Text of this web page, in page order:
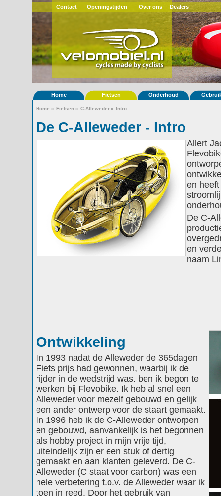
Contact Openingstijden Over ons Dealers
Home Fietsen Onderhoud
Home » Fietsen » C-Alleweder » Intro
De C-Alleweder - Intro
Allert
en
De C-
en
naam
Ontwikkeling
In 1993 nadat de Alleweder de 365dagen
Fiets prijs had gewonnen, waarbij ik de
rijder in de wedstrijd was, ben ik begon te
werken bij Flevobike. Ik heb al snel een
Alleweder voor mezelf gebouwd en gelijk
een ander ontwerp voor de staart gemaakt.
In 1996 heb ik de C-Alleweder ontworpen
en gebouwd, aanvankelijk is het begonnen
als hobby project in mijn vrije tijd,
uiteindelijk zijn er een stuk of dertig
gemaakt en aan klanten geleverd. De C-
Alleweder (C staat voor carbon) was een
hele verbetering t.o.v. de Alleweder waar ik
toen in reed. Door het gebruik van